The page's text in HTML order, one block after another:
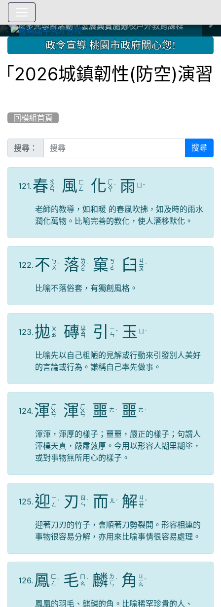
中國信託商業銀行 2023.04.22 愛傳球計畫
中國信託商業銀行 2023.04.22 愛傳球計畫
辦理多元學習活動，發展與實施分校戶外教育課程
辦理多元學習活動，發展與實施分校戶外教育課程
爭取社會資源，傳愛與溫暖：2024.3.19 桃園市家長會與桃
園女子美容商業童也工會義剪活動
爭取社會資源，傳愛與溫暖：2024.3.19 桃園市家長會與桃
園女子美容商業童也工會義剪活動
112學年度畢業學生與師長合照
112學年度畢業學生與師長合照
辦理多元學習活動，發展與實施分校戶外教育課程
辦理多元學習活動，發展與實施分校戶外教育課程
爭取社會資源，傳愛與溫暖：110.12.22 國際獅子會與本校
師生歲末感恩活動
爭取社會資源，傳愛與溫暖：110.12.22 國際獅子會與本校
師生歲末感恩活動
爭取社會資源，傳愛與溫暖：110.12.22 國際獅子會贈送本
校學生耶誕禮物
爭取社會資源，傳愛與溫暖：110.12.22 國際獅子會贈送本
校學生耶誕禮物
112.9.27參觀客家博覽會
112.9.27參觀客家博覽會
2023.12.27 國際獅子會贈送本校學生耶誕禮物
2023.12.27 國際獅子會贈送本校學生耶誕禮物
2023.12.27 國際獅子會贊助本校學生獎助學金
2023.12.27 國際獅子會贊助本校學生獎助學金
2023.12.27 聖誕感恩歌謠競賽；本校師生與國際獅子會獅
兄、師姐同樂
2023.12.27 聖誕感恩歌謠競賽；本校師生與國際獅子會獅
兄、師姐同樂
建置優質學習空間；合作互惠，建立良善公共關係
建置優質學習空間；合作互惠，建立良善公共關係
::: 政令宣導 桃園市政府關心您!
城鎮韌性(防空)演習」訂
回模組首頁
搜尋： 搜尋
121. 春 ㄔ
ㄨ
ㄣ 風 ㄈ
ㄥ
化 ㄏ
ㄨ
ㄚ
ˋ 雨 ˇ
老師的教導，如和暖 的春風吹拂，如及時的雨水
潤化萬物。比喻完善的教化，使人潛移默化。
122. 不 ㄅ
ㄨ ˋ 落 ㄌ
ㄨ
ㄛ
ˋ 窠 ㄎ
ㄜ
臼 ㄐ
ㄧ
ㄡ
ˋ
比喻不落俗套，有獨創風格。
123. 拋 ㄆ
ㄠ
磚 ㄓ
ㄨ
ㄢ 引
ㄧ
ㄣ ˇ 玉 ˋ
比喻先以自己粗陋的見解或行動來引發別人美好
的言論或行為。謙稱自己率先做事。
124. 渾 ㄏ
ㄨ
ㄣ
ˊ 渾 ㄏ
ㄨ
ㄣ
ˊ 噩 ㄜ ˋ 噩 ㄜ ˋ
渾渾，渾厚的樣子；噩噩，嚴正的樣子；句謂人
渾樸天真，嚴肅敦厚。今用以形容人糊里糊塗，
或對事物無所用心的樣子。
125. 迎 ㄧ
ㄥ ˊ 刃
ㄖ
ㄣ ˋ 而 ㄦ ˊ 解 ㄐ
ㄧ
ㄝ
ˇ
迎著刀刃的竹子，會順著刀勢裂開。形容相連的
事物很容易分解，亦用來比喻事情很容易處理。
126. 鳳 ㄈ
ㄥ ˋ 毛 ㄇ
ㄠ ˊ 麟 ㄌ
ㄧ
ㄣ
ˊ 角 ㄐ
ㄧ
ㄠ
ˇ
鳳凰的羽毛、麒麟的角。比喻稀罕珍貴的人、